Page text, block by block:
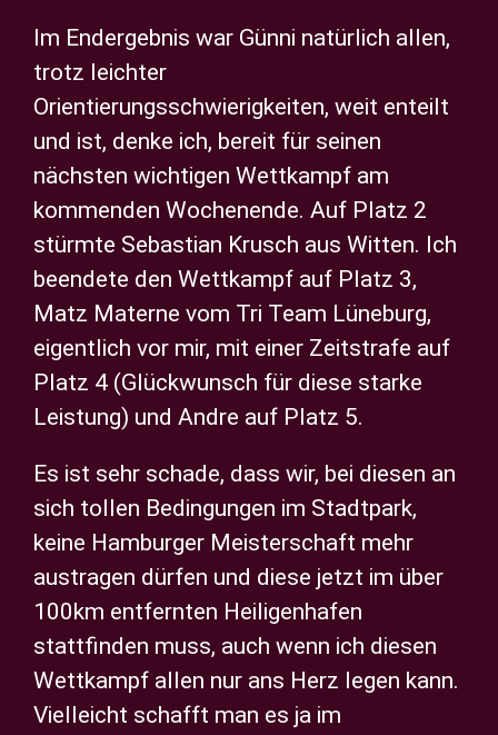
Im Endergebnis war Günni natürlich allen,
trotz leichter
Orientierungsschwierigkeiten, weit enteilt
und ist, denke ich, bereit für seinen
nächsten wichtigen Wettkampf am
kommenden Wochenende. Auf Platz 2
stürmte Sebastian Krusch aus Witten. Ich
beendete den Wettkampf auf Platz 3,
Matz Materne vom Tri Team Lüneburg,
eigentlich vor mir, mit einer Zeitstrafe auf
Platz 4 (Glückwunsch für diese starke
Leistung) und Andre auf Platz 5.
Es ist sehr schade, dass wir, bei diesen an
sich tollen Bedingungen im Stadtpark,
keine Hamburger Meisterschaft mehr
austragen dürfen und diese jetzt im über
100km entfernten Heiligenhafen
stattfinden muss, auch wenn ich diesen
Wettkampf allen nur ans Herz legen kann.
Vielleicht schafft man es ja im